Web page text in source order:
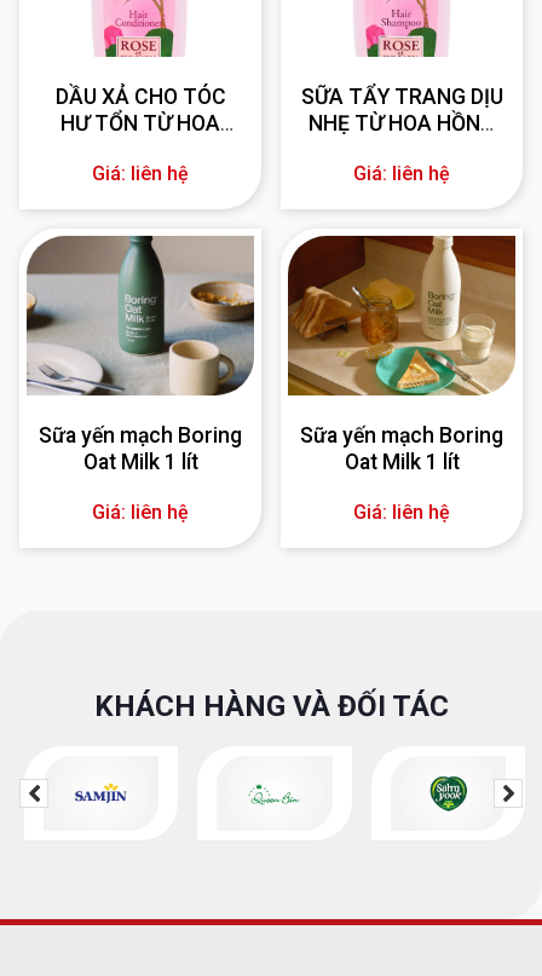
DẦU XẢ CHO TÓC
HƯ TỔN TỪ HOA
ml
Giá: liên hệ
SỮA TẨY TRANG DỊU
NHẸ TỪ HOA HỒNG
Giá: liên hệ
Sữa yến mạch Boring
Oat Milk 1 lít
Giá: liên hệ
Sữa yến mạch Boring
Oat Milk 1 lít
Giá: liên hệ
KHÁCH HÀNG VÀ ĐỐI TÁC